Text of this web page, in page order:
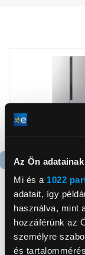
Az Ön
Mi és a 1022
adatait, így
használva, mint
hozzáférünk az
személyre
és
Termék
Gorenje
by side